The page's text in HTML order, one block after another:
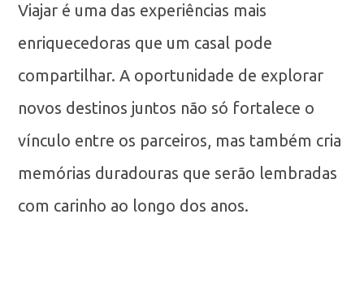
Viajar é uma das experiências mais
enriquecedoras que um casal pode
compartilhar. A oportunidade de explorar
novos destinos juntos não só fortalece o
vínculo entre os parceiros, mas também cria
memórias duradouras que serão lembradas
com carinho ao longo dos anos.